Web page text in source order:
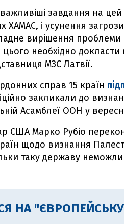
завдання на цей
ХАМАС, і усунення
вирішення проблеми
необхідно докласти
МЗС Латвії.
справ 15 країн
закликали до
Асамблеї ООН у
США Марко Рубіо
щодо визнання
таку державу
НА